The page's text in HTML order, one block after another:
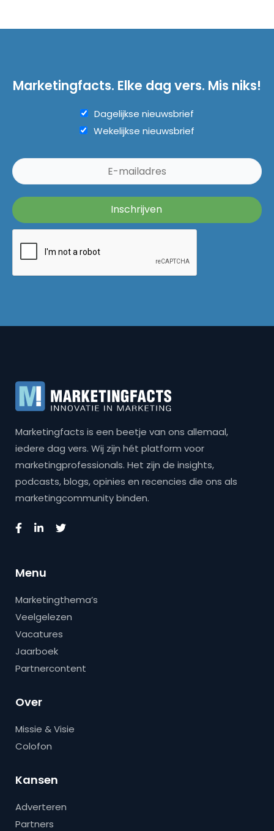
Marketingfacts. Elke dag vers. Mis niks!
Dagelijkse nieuwsbrief
Wekelijkse nieuwsbrief
Marketingfacts is een beetje van ons allemaal,
iedere dag vers. Wij zijn hét platform voor
marketingprofessionals. Het zijn de insights,
podcasts, blogs, opinies en recencies die ons als
marketingcommunity binden.
Menu
Marketingthema’s
Veelgelezen
Vacatures
Jaarboek
Partnercontent
Over
Missie & Visie
Colofon
Kansen
Adverteren
Partners